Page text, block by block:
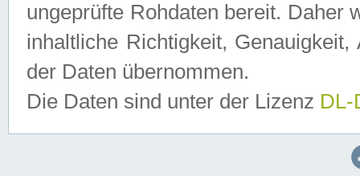
ungeprüfte Rohdaten bereit. Daher
inhaltliche Richtigkeit,
der Daten übernommen.
Die Daten sind unter der Lizenz